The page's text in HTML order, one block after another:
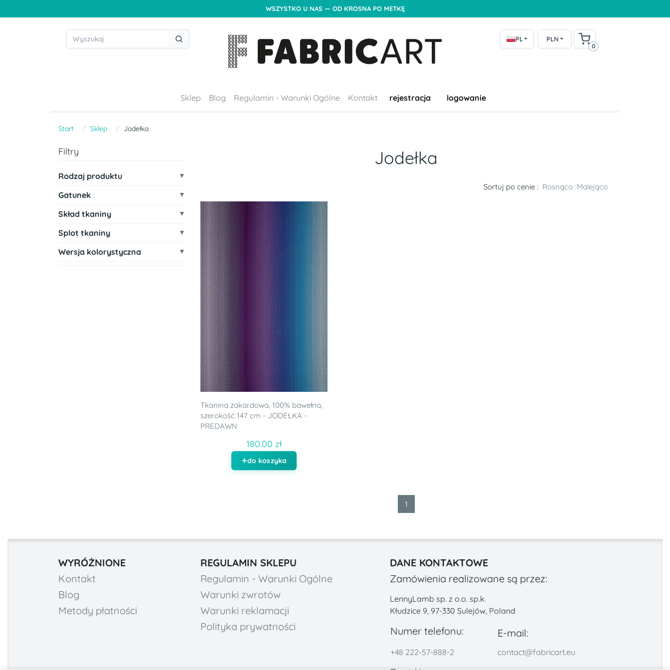
WSZYSTKO U NAS — OD KROSNA PO METKĘ
PL PLN
0
Sklep Blog Regulamin - Warunki Ogólne Kontakt rejestracja logowanie
Start Sklep Jodełka
Filtry
Rodzaj produktu
Gatunek
Skład tkaniny
Splot tkaniny
Wersja kolorystyczna
Jodełka
Sortuj po cenie : Rosnąco Malejąco
Tkanina żakardowa, 100% bawełna,
szerokość 147 cm - JODEŁKA -
PREDAWN
180.00 zł
do koszyka
1
WYRÓŻNIONE
Kontakt
Blog
Metody płatności
REGULAMIN SKLEPU
Regulamin - Warunki Ogólne
Warunki zwrotów
Warunki reklamacji
Polityka prywatności
DANE KONTAKTOWE
Zamówienia realizowane są przez:
LennyLamb sp. z o.o. sp.k.
Kłudzice 9, 97-330 Sulejów, Poland
Numer telefonu: E-mail:
+48 222-57-888-2 contact@fabricart.eu